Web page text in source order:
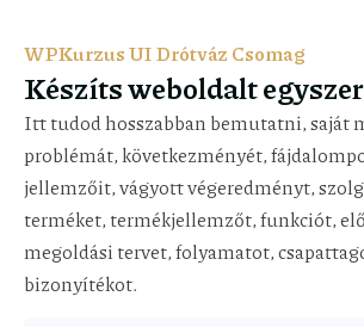
WPKurzus UI Drótváz Csomag
Készíts weboldalt
Itt tudod hosszabban bemutatni, saját
problémát, következményét,
jellemzőit, vágyott végeredményt,
terméket, termékjellemzőt, funkciót,
megoldási tervet, folyamatot,
bizonyítékot.